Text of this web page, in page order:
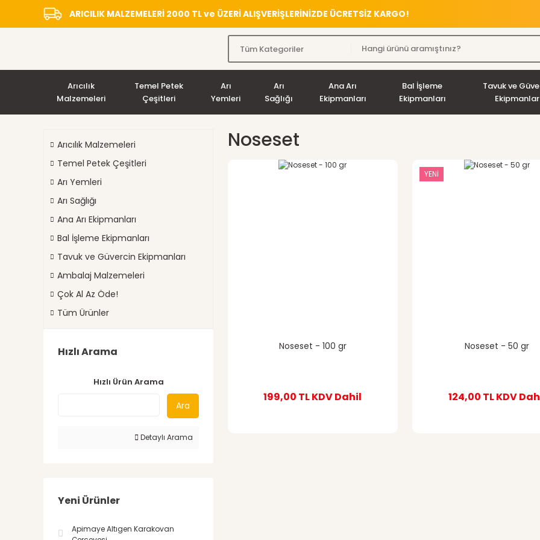
ARICILIK MALZEMELERİ 2000 TL ve ÜZERİ ALIŞVERİŞLERİNİZDE ÜCRETSİZ KARGO!
Arıcılık
Malzemeleri
Temel Petek
Çeşitleri
Arı
Yemleri
Arı
Sağlığı
Ana Arı
Ekipmanları
Bal İşleme
Ekipmanları
Tavuk ve
Arıcılık Malzemeleri
Temel Petek Çeşitleri
Arı Yemleri
Arı Sağlığı
Ana Arı Ekipmanları
Bal İşleme Ekipmanları
Tavuk ve Güvercin Ekipmanları
Ambalaj Malzemeleri
Çok Al Az Öde!
Tüm Ürünler
Hızlı Arama
Hızlı Ürün Arama
Ara
Detaylı Arama
Yeni Ürünler
Apimaye Altıgen Karakovan
Noseset
Noseset - 100 gr
199,00 TLKDV Dahil
YENİ
Noseset - 50 gr
124,00 TLKDV